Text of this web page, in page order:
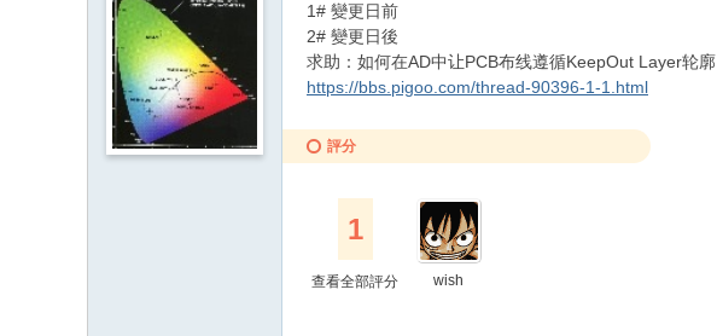
1# 變更日前
2# 變更日後
求助：如何在AD中让PCB布线遵循KeepOut Layer轮廓
https://bbs.pigoo.com/thread-90396-1-1.html
評分
1
查看全部評分 wish